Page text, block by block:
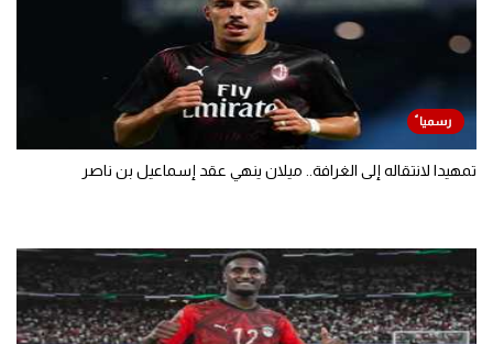
تمهيدا لانتقاله إلى الغرافة.. ميلان ينهي عقد إسماعيل بن ناصر